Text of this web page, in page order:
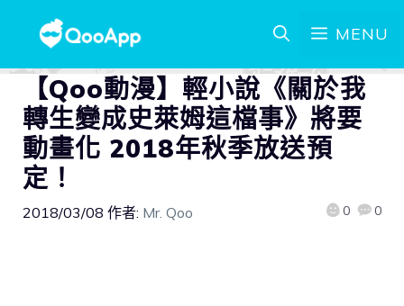
MENU
【Qoo動漫】輕小說《關於我
轉生變成史萊姆這檔事》將要
動畫化 2018年秋季放送預
定！
2018/03/08 作者: Mr. Qoo 0 0